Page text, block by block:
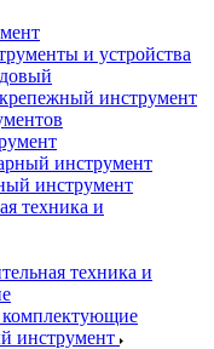
и устройства
инструмент
инструмент
инструмент
техника и
техника и
инструмент